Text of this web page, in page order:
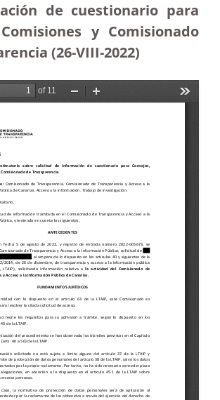
de cuestionario para
y Comisionado
(26-VIII-2022)